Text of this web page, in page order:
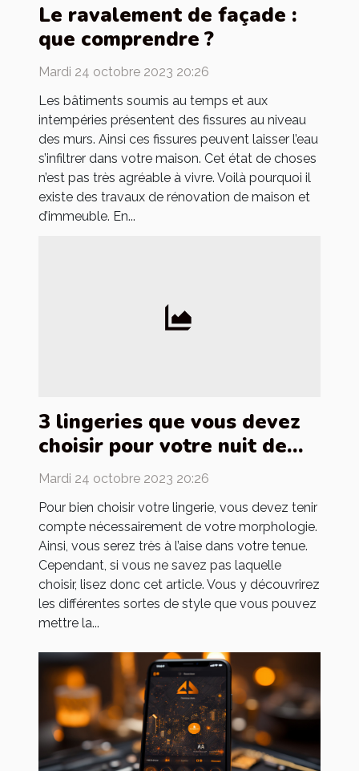
Le ravalement de façade :
que comprendre ?
Mardi 24 octobre 2023 20:26
Les bâtiments soumis au temps et aux
intempéries présentent des fissures au niveau
des murs. Ainsi ces fissures peuvent laisser l’eau
s’infiltrer dans votre maison. Cet état de choses
n’est pas très agréable à vivre. Voilà pourquoi il
existe des travaux de rénovation de maison et
d’immeuble. En...
3 lingeries que vous devez
choisir pour votre nuit de
noces
Mardi 24 octobre 2023 20:26
Pour bien choisir votre lingerie, vous devez tenir
compte nécessairement de votre morphologie.
Ainsi, vous serez très à l’aise dans votre tenue.
Cependant, si vous ne savez pas laquelle
choisir, lisez donc cet article. Vous y découvrirez
les différentes sortes de style que vous pouvez
mettre la...